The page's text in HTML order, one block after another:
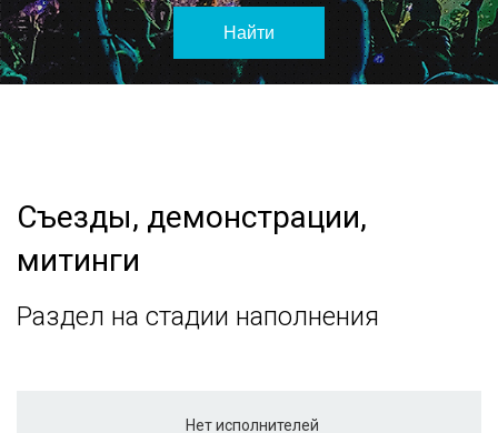
Найти
Съезды, демонстрации,
митинги
Раздел на стадии наполнения
Нет исполнителей